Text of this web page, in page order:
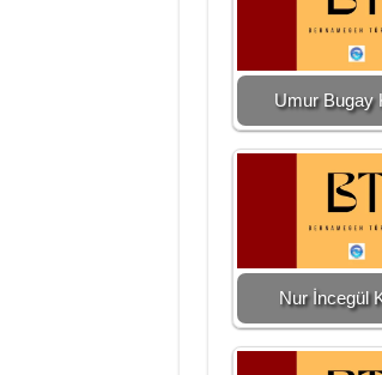
Umur Bugay
Nur İncegül